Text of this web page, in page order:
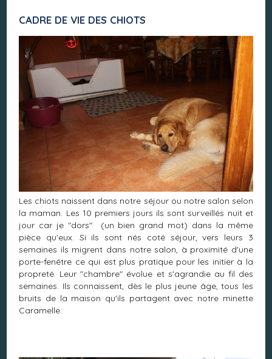
CADRE DE VIE DES CHIOTS
Les chiots naissent dans notre séjour ou notre salon selon
la maman. Les 10 premiers jours ils sont surveillés nuit et
jour car je "dors" (un bien grand mot) dans la même
pièce qu'eux. Si ils sont nés coté séjour, vers leurs 3
semaines ils migrent dans notre salon, à proximité d'une
porte-fenêtre ce qui est plus pratique pour les initier à la
propreté. Leur "chambre" évolue et s'agrandie au fil des
semaines. Ils connaissent, dès le plus jeune âge, tous les
bruits de la maison qu'ils partagent avec notre minette
Caramelle.